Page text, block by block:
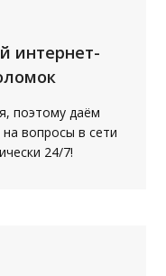
интернет-
поэтому даём
вопросы в сети
24/7!